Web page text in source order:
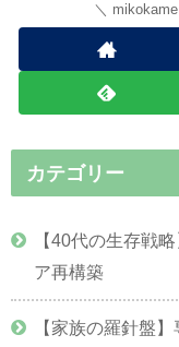
カテゴリー
【40代の生存戦
ア再構築
【家族の羅針盤